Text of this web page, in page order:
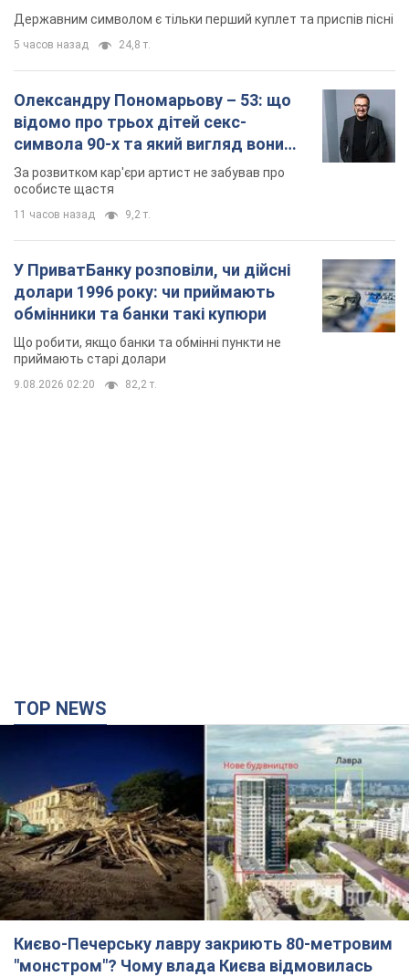
Державним символом є тільки перший куплет та приспів пісні
5 часов назад 24,8 т.
Олександру Пономарьову – 53: що
відомо про трьох дітей секс-
символа 90-х та який вигляд вони
мають
За розвитком кар'єри артист не забував про
особисте щастя
11 часов назад 9,2 т.
У ПриватБанку розповіли, чи дійсні
долари 1996 року: чи приймають
обмінники та банки такі купюри
Що робити, якщо банки та обмінні пункти не
приймають старі долари
9.08.2026 02:20 82,2 т.
TOP NEWS
Києво-Печерську лавру закриють 80-метровим
"монстром"? Чому влада Києва відмовилась